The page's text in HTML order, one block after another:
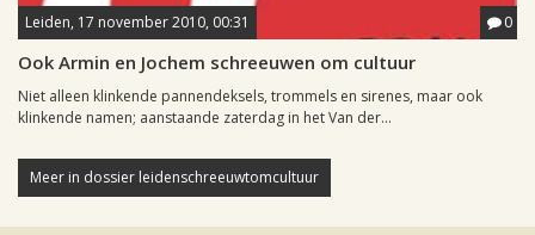
Leiden, 17 november 2010, 00:31 0
Ook Armin en Jochem schreeuwen om cultuur
Niet alleen klinkende pannendeksels, trommels en sirenes, maar ook
klinkende namen; aanstaande zaterdag in het Van der...
Meer in dossier leidenschreeuwtomcultuur